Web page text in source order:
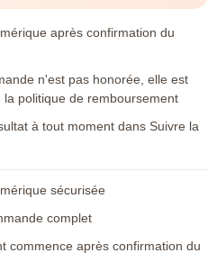
après confirmation du
n'est pas honorée, elle est
la politique de remboursement
à tout moment dans Suivre la
sécurisée
complet
commence après confirmation du